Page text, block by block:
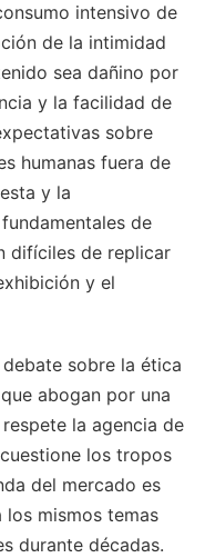
intensivo de
de la intimidad
sea dañino por
y la facilidad de
sobre
humanas fuera de
y la
de
difíciles de replicar
y el
sobre la ética
abogan por una
la agencia de
los tropos
del mercado es
mismos temas
durante décadas.